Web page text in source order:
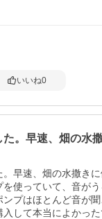
いいね0
た。早速、畑の水
早速、畑の水撒き
を使っていて、音が
ンプはほとんど音が
して本当によかった